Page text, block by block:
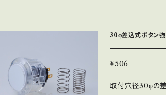
ほどしっかりと
30φ差込式ボタン
¥506
取付穴径30φの